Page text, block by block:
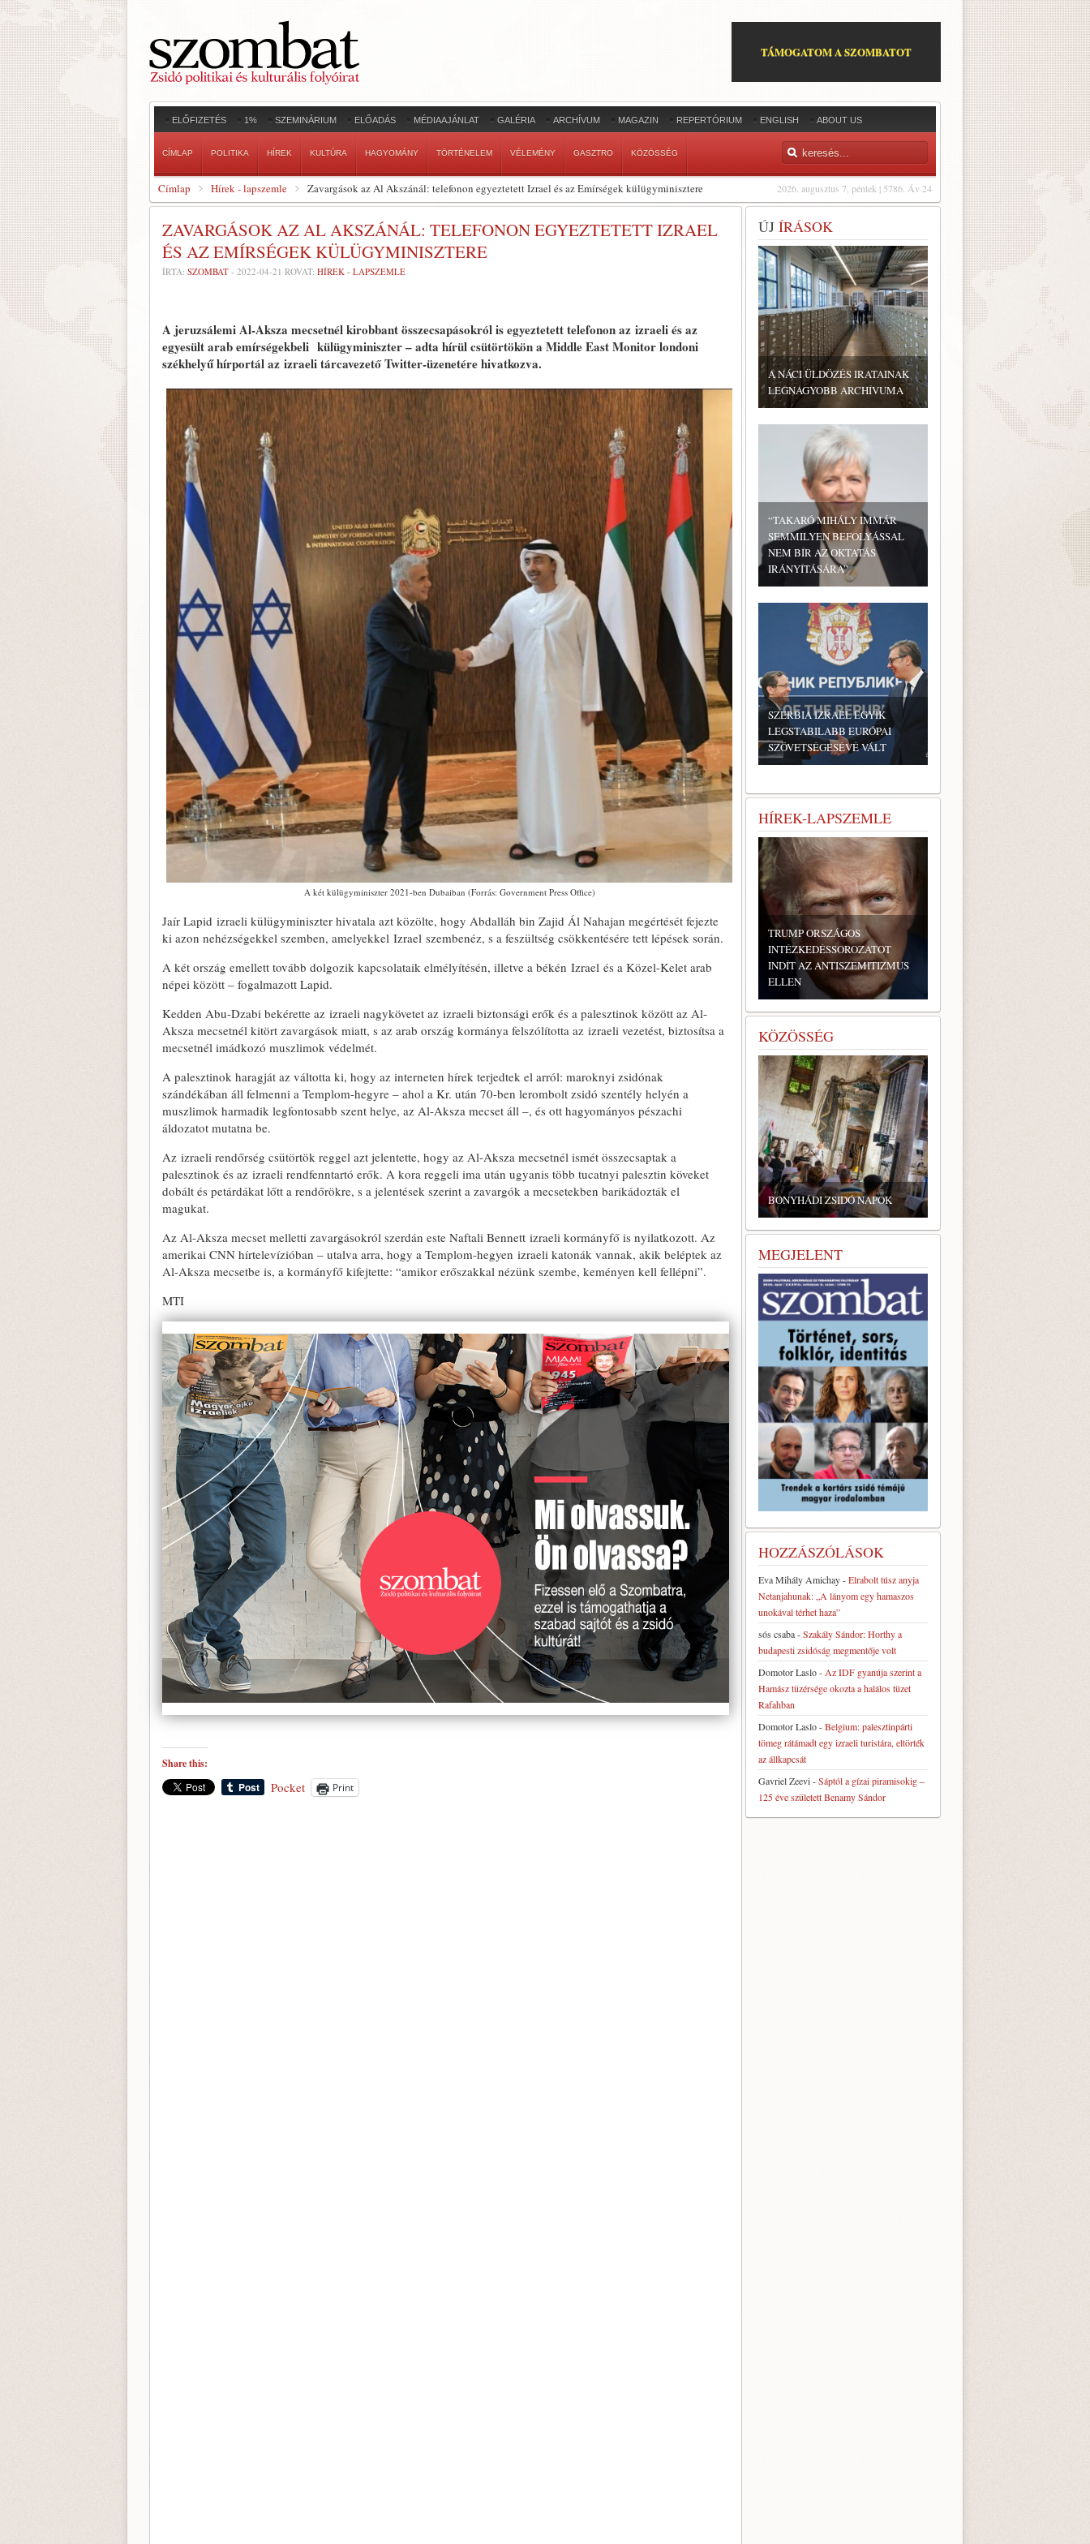
TÁMOGATOM A SZOMBATOT
ELŐFIZETÉS 1% SZEMINÁRIUM ELŐADÁS MÉDIAAJÁNLAT GALÉRIA ARCHÍVUM MAGAZIN REPERTÓRIUM ENGLISH ABOUT US
CÍMLAP POLITIKA HÍREK KULTÚRA HAGYOMÁNY TÖRTÉNELEM VÉLEMÉNY GASZTRO KÖZÖSSÉG
2026. augusztus 7, péntek | 5786. Áv 24
Címlap Hírek - lapszemle Zavargások az Al Akszánál: telefonon egyeztetett Izrael és az Emírségek külügyminisztere
ZAVARGÁSOK AZ AL AKSZÁNÁL: TELEFONON EGYEZTETETT IZRAEL
ÉS AZ EMÍRSÉGEK KÜLÜGYMINISZTERE
ÍRTA: SZOMBAT - 2022-04-21 ROVAT: HÍREK - LAPSZEMLE
A jeruzsálemi Al-Aksza mecsetnél kirobbant összecsapásokról is egyeztetett telefonon az izraeli és az
egyesült arab emírségekbeli külügyminiszter – adta hírül csütörtökön a Middle East Monitor londoni
székhelyű hírportál az izraeli tárcavezető Twitter-üzenetére hivatkozva.
A két külügyminiszter 2021-ben Dubaiban (Forrás: Government Press Office)
Jaír Lapid izraeli külügyminiszter hivatala azt közölte, hogy Abdalláh bin Zajid Ál Nahajan megértését fejezte
ki azon nehézségekkel szemben, amelyekkel Izrael szembenéz, s a feszültség csökkentésére tett lépések során.
A két ország emellett tovább dolgozik kapcsolataik elmélyítésén, illetve a békén Izrael és a Közel-Kelet arab
népei között – fogalmazott Lapid.
Kedden Abu-Dzabi bekérette az izraeli nagykövetet az izraeli biztonsági erők és a palesztinok között az Al-
Aksza mecsetnél kitört zavargások miatt, s az arab ország kormánya felszólította az izraeli vezetést, biztosítsa a
mecsetnél imádkozó muszlimok védelmét.
A palesztinok haragját az váltotta ki, hogy az interneten hírek terjedtek el arról: maroknyi zsidónak
szándékában áll felmenni a Templom-hegyre – ahol a Kr. után 70-ben lerombolt zsidó szentély helyén a
muszlimok harmadik legfontosabb szent helye, az Al-Aksza mecset áll –, és ott hagyományos pészachi
áldozatot mutatna be.
Az izraeli rendőrség csütörtök reggel azt jelentette, hogy az Al-Aksza mecsetnél ismét összecsaptak a
palesztinok és az izraeli rendfenntartó erők. A kora reggeli ima után ugyanis több tucatnyi palesztin köveket
dobált és petárdákat lőtt a rendőrökre, s a jelentések szerint a zavargók a mecsetekben barikádozták el
magukat.
Az Al-Aksza mecset melletti zavargásokról szerdán este Naftali Bennett izraeli kormányfő is nyilatkozott. Az
amerikai CNN hírtelevízióban – utalva arra, hogy a Templom-hegyen izraeli katonák vannak, akik beléptek az
Al-Aksza mecsetbe is, a kormányfő kifejtette: “amikor erőszakkal nézünk szembe, keményen kell fellépni”.
MTI
Share this:
Pocket Print
ÚJ ÍRÁSOK
A NÁCI ÜLDÖZÉS IRATAINAK
LEGNAGYOBB ARCHÍVUMA
“TAKARÓ MIHÁLY IMMÁR
SEMMILYEN BEFOLYÁSSAL
NEM BÍR AZ OKTATÁS
IRÁNYÍTÁSÁRA”
SZERBIA IZRAEL EGYIK
LEGSTABILABB EURÓPAI
SZÖVETSÉGESÉVÉ VÁLT
HÍREK-LAPSZEMLE
TRUMP ORSZÁGOS
INTÉZKEDÉSSOROZATOT
INDÍT AZ ANTISZEMITIZMUS
ELLEN
KÖZÖSSÉG
BONYHÁDI ZSIDÓ NAPOK
ZSIDÓ GASZTRONÓMIAI
TALÁLKOZÓ A BONYHÁDI
ZSINAGÓGÁBAN
MEGJELENT
HOZZÁSZÓLÁSOK
Eva Mihály Amichay-Elrabolt túsz anyja
Netanjahunak: „A lányom egy hamaszos
unokával térhet haza”
sós csaba-Szakály Sándor: Horthy a
budapesti zsidóság megmentője volt
Domotor Laslo- Az IDF gyanúja szerint a
Hamász tüzérsége okozta a halálos tüzet
Rafahban
Domotor Laslo-Belgium: palesztinpárti
tömeg rátámadt egy izraeli turistára, eltörték
az állkapcsát
Gavriel Zeevi-Sáptól a gízai piramisokig –
125 éve született Benamy Sándor